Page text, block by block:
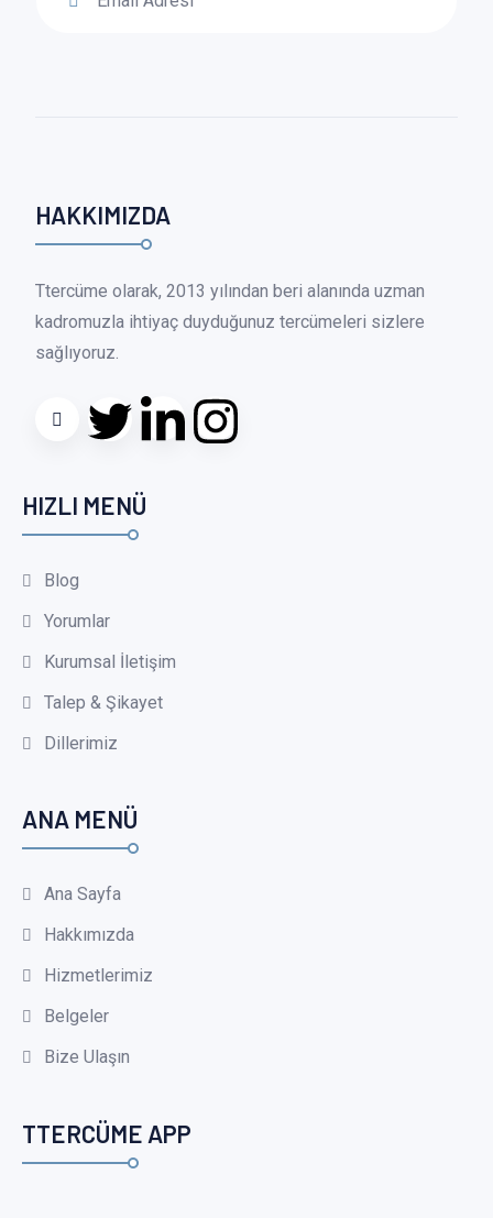
HAKKIMIZDA
Ttercüme olarak, 2013 yılından beri alanında uzman
kadromuzla ihtiyaç duyduğunuz tercümeleri sizlere
sağlıyoruz.
HIZLI MENÜ
Blog
Yorumlar
Kurumsal İletişim
Talep & Şikayet
Dillerimiz
ANA MENÜ
Ana Sayfa
Hakkımızda
Hizmetlerimiz
Belgeler
Bize Ulaşın
TTERCÜME APP